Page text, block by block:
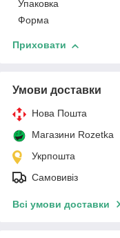
Упаковка
Форма
Приховати
Умови доставки
Нова Пошта
Магазини Rozetka
Укрпошта
Самовивіз
Всі умови доставки